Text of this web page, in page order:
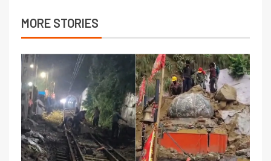
MORE STORIES